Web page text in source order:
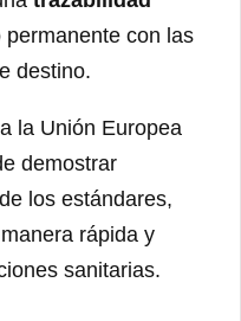
con las
destino.
la Unión Europea
demostrar
de los estándares,
rápida y
sanitarias.